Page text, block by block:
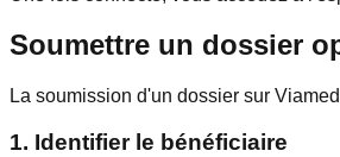
Soumettre un dossier
La soumission d'un dossier sur
1. Identifier le bénéficiaire